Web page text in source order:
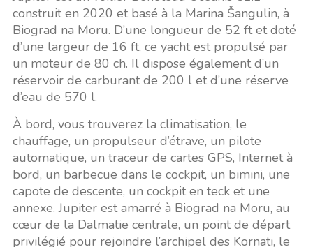
construit en 2020 et basé à la Marina Šangulin, à
Biograd na Moru. D’une longueur de 52 ft et doté
d’une largeur de 16 ft, ce yacht est propulsé par
un moteur de 80 ch. Il dispose également d’un
réservoir de carburant de 200 l et d’une réserve
d’eau de 570 l.
À bord, vous trouverez la climatisation, le
chauffage, un propulseur d’étrave, un pilote
automatique, un traceur de cartes GPS, Internet à
bord, un barbecue dans le cockpit, un bimini, une
capote de descente, un cockpit en teck et une
annexe. Jupiter est amarré à Biograd na Moru, au
cœur de la Dalmatie centrale, un point de départ
privilégié pour rejoindre l’archipel des Kornati, le